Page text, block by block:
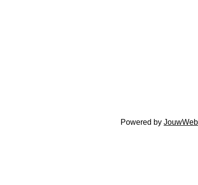
Powered by JouwWeb